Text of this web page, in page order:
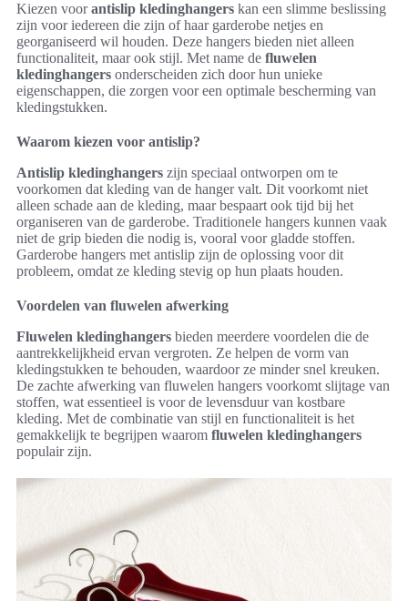
Kiezen voorantislip kledinghangers kan een slimme beslissing
zijn voor iedereen die zijn of haar garderobe netjes en
georganiseerd wil houden. Deze hangers bieden niet alleen
functionaliteit, maar ook stijl. Met name de fluwelen
kledinghangers onderscheiden zich door hun unieke
eigenschappen, die zorgen voor een optimale bescherming van
kledingstukken.
Waarom kiezen voor antislip?
Antislip kledinghangers zijn speciaal ontworpen om te
voorkomen dat kleding van de hanger valt. Dit voorkomt niet
alleen schade aan de kleding, maar bespaart ook tijd bij het
organiseren van de garderobe. Traditionele hangers kunnen vaak
niet de grip bieden die nodig is, vooral voor gladde stoffen.
Garderobe hangers met antislip zijn de oplossing voor dit
probleem, omdat ze kleding stevig op hun plaats houden.
Voordelen van fluwelen afwerking
Fluwelen kledinghangers bieden meerdere voordelen die de
aantrekkelijkheid ervan vergroten. Ze helpen de vorm van
kledingstukken te behouden, waardoor ze minder snel kreuken.
De zachte afwerking van fluwelen hangers voorkomt slijtage van
stoffen, wat essentieel is voor de levensduur van kostbare
kleding. Met de combinatie van stijl en functionaliteit is het
gemakkelijk te begrijpen waarom fluwelen kledinghangers
populair zijn.